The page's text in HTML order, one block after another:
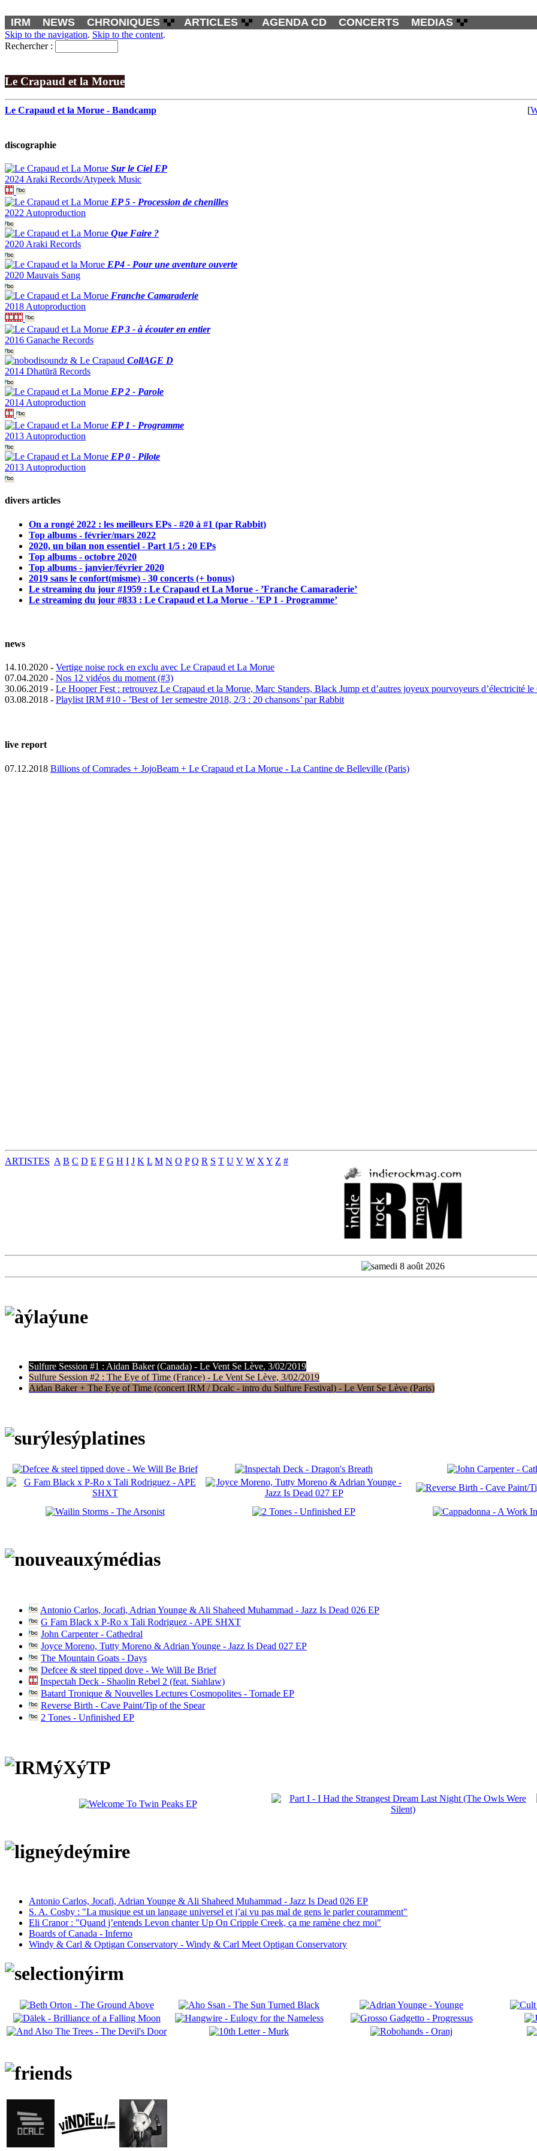
IRM NEWS CHRONIQUES ARTICLES AGENDA CD CONCERTS MEDIAS
Skip to the navigation. Skip to the content.
Rechercher :
Le Crapaud et la Morue
[
Le Crapaud et la Morue - Bandcamp
discographie
Sur le Ciel EP
2024 Araki Records/Atypeek Music
EP 5 - Procession de chenilles
2022 Autoproduction
Que Faire ?
2020 Araki Records
EP4 - Pour une aventure ouverte
2020 Mauvais Sang
Franche Camaraderie
2018 Autoproduction
EP 3 - à écouter en entier
2016 Ganache Records
CollAGE D
2014 Dhatūrā Records
EP 2 - Parole
2014 Autoproduction
EP 1 - Programme
2013 Autoproduction
EP 0 - Pilote
2013 Autoproduction
divers articles
On a rongé 2022 : les meilleurs EPs - #20 à #1 (par Rabbit)
Top albums - février/mars 2022
2020, un bilan non essentiel - Part 1/5 : 20 EPs
Top albums - octobre 2020
Top albums - janvier/février 2020
2019 sans le confort(misme) - 30 concerts (+ bonus)
Le streaming du jour #1959 : Le Crapaud et La Morue - ’Franche Camaraderie’
Le streaming du jour #833 : Le Crapaud et La Morue - ’EP 1 - Programme’
news
14.10.2020 - Vertige noise rock en exclu avec Le Crapaud et La Morue
07.04.2020 - Nos 12 vidéos du moment (#3)
30.06.2019 - Le Hooper Fest : retrouvez Le Crapaud et la Morue, Marc Standers, Black Jump et d’autres joyeux pourvoyeurs d’électricité
03.08.2018 - Playlist IRM #10 - ’Best of 1er semestre 2018, 2/3 : 20 chansons’ par Rabbit
live report
07.12.2018 Billions of Comrades + JojoBeam + Le Crapaud et La Morue - La Cantine de Belleville (Paris)
ARTISTES A B C D E F G H I J K L M N O P Q R S T U V W X Y Z #
Sulfure Session #1 : Aidan Baker (Canada) - Le Vent Se Lève, 3/02/2019
Sulfure Session #2 : The Eye of Time (France) - Le Vent Se Lève, 3/02/2019
Aidan Baker + The Eye of Time (concert IRM / Dcalc - intro du Sulfure Festival) - Le Vent Se Lève (Paris)
Antonio Carlos, Jocafi, Adrian Younge & Ali Shaheed Muhammad - Jazz Is Dead 026 EP
G Fam Black x P-Ro x Tali Rodriguez - APE SHXT
John Carpenter - Cathedral
Joyce Moreno, Tutty Moreno & Adrian Younge - Jazz Is Dead 027 EP
The Mountain Goats - Days
Defcee & steel tipped dove - We Will Be Brief
Inspectah Deck - Shaolin Rebel 2 (feat. Siahlaw)
Batard Tronique & Nouvelles Lectures Cosmopolites - Tornade EP
Reverse Birth - Cave Paint/Tip of the Spear
2 Tones - Unfinished EP
Antonio Carlos, Jocafi, Adrian Younge & Ali Shaheed Muhammad - Jazz Is Dead 026 EP
S. A. Cosby : "La musique est un langage universel et j’ai vu pas mal de gens le parler couramment"
Eli Cranor : "Quand j’entends Levon chanter Up On Cripple Creek, ça me ramène chez moi"
Boards of Canada - Inferno
Windy & Carl & Optigan Conservatory - Windy & Carl Meet Optigan Conservatory